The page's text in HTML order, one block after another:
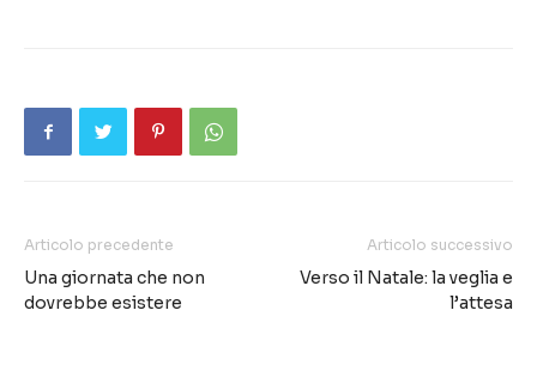
Articolo precedente
Una giornata che non
dovrebbe esistere
Articolo successivo
Verso il Natale: la veglia e
l’attesa